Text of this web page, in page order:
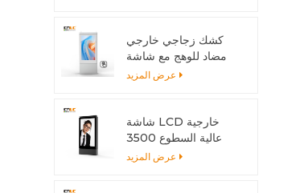
كشك زجاجي خارجي
مضاد للوهج مع شاشة
متعددة اللمس
عرض المزيد
شاشة LCD خارجية
عالية السطوع 3500
شمعة مع هيكل من
عرض المزيد